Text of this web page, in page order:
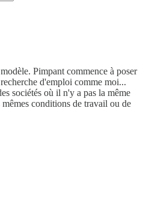
Pimpant commence à poser
d'emploi comme moi...
sociétés où il n'y a pas la même
conditions de travail ou de